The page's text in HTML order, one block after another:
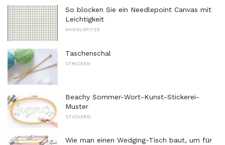
So blocken Sie ein Needlepoint Canvas mit
Leichtigkeit
NADELSPITZE
Taschenschal
STRICKEN
Beachy Sommer-Wort-Kunst-Stickerei-
Muster
STICKEREI
Wie man einen Wedging-Tisch baut, um für